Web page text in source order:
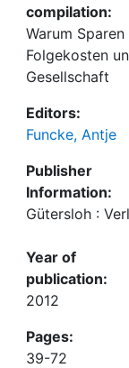
compilation:
Warum
Folgekosten
Gesellschaft
Editors:
Funcke, Antje
Publisher
Information:
Gütersloh :
Year of
publication:
2012
Pages:
39-72